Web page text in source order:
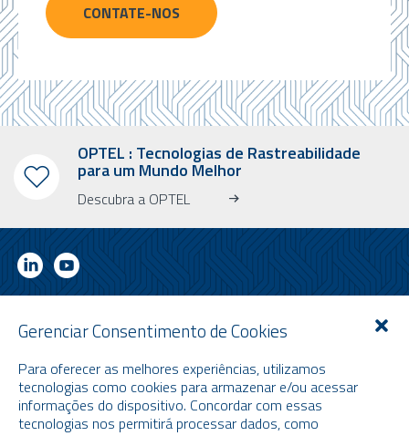
Gerenciar Consentimento de Cookies
Para oferecer as melhores experiências, utilizamos
tecnologias como cookies para armazenar e/ou acessar
informações do dispositivo. Concordar com essas
tecnologias nos permitirá processar dados, como
CONTATE-NOS
OPTEL : Tecnologias de Rastreabilidade
para um Mundo Melhor
Descubra a OPTEL
RECEBA NOSSO NEWSLETTER INFORMATIVO
eventos e nossas últimas notícias!
* Por favor, observe que o newsletter informativo é enviado apenas em
inglês.